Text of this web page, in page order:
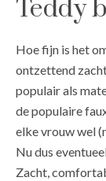
Teddy
Hoe fijn is het
ontzettend
populair als
de populaire
elke vrouw wel
Nu dus
Zacht,